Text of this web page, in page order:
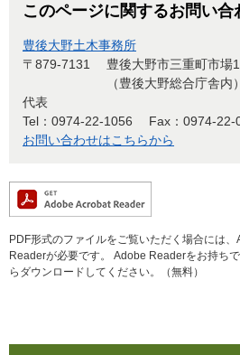
このページに関するお問い合
豊後大野土木事務所
〒879-7131
豊後大野市三重町市場
（豊後大野総合庁舎内）
代表
Tel：0974-22-1056
Fax：0974-22-
お問い合わせはこちらから
PDF形式のファイルをご覧いただく場合には
Readerが必要です。
Adobe Readerをお持ち
らダウンロードしてください。（無料）